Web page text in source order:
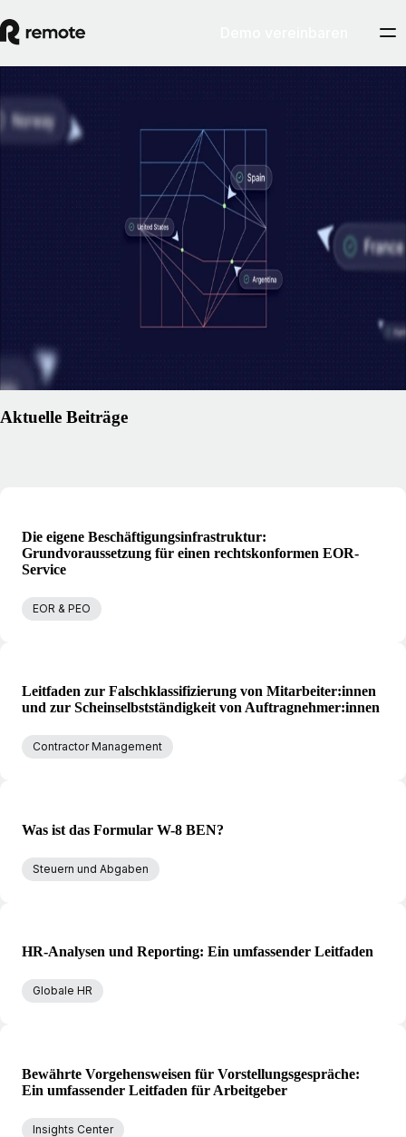
Die eigene Beschäftigungsinfrastruktur:
Grundvoraussetzung für einen
rechtskonformen EOR-Service
In wenigen Jahren sind der Arbeitsmarkt und die Belegschaften vieler
Firmen deutlich internationaler geworden. So entstand auch die
Notwendigkeit einer wirksamen Lösung zur Verwaltung
länderübergreifend verteilter Teams.
Artikel lesen
Aktuelle Beiträge
Die eigene Beschäftigungsinfrastruktur:
Grundvoraussetzung für einen rechtskonformen EOR-
Service
EOR & PEO
Leitfaden zur Falschklassifizierung von Mitarbeiter:innen
und zur Scheinselbstständigkeit von Auftragnehmer:innen
Contractor Management
Was ist das Formular W-8 BEN?
Steuern und Abgaben
HR-Analysen und Reporting: Ein umfassender Leitfaden
Globale HR
Bewährte Vorgehensweisen für Vorstellungsgespräche:
Ein umfassender Leitfaden für Arbeitgeber
Insights Center